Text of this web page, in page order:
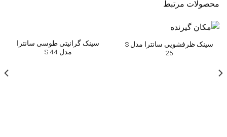
محصولات مرتبط
سینک ظرفشویی سانترا مدل S
25
سینک گرانیتی طوسی سانترا
مدل S 44